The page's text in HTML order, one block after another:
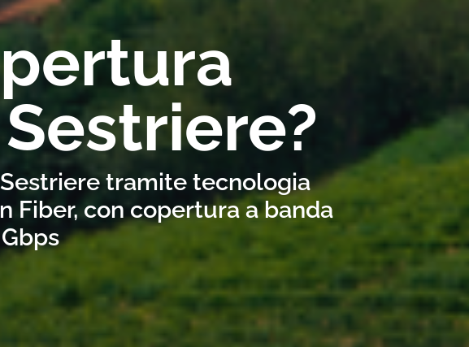
tramite tecnologia
Fiber, con copertura a banda